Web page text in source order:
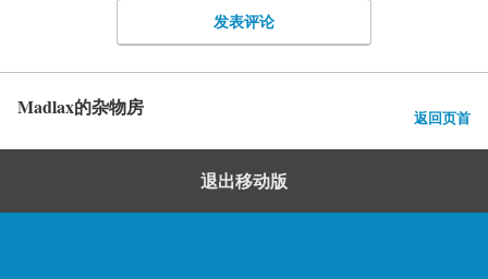
发表评论
Madlax的杂物房 返回页首
退出移动版